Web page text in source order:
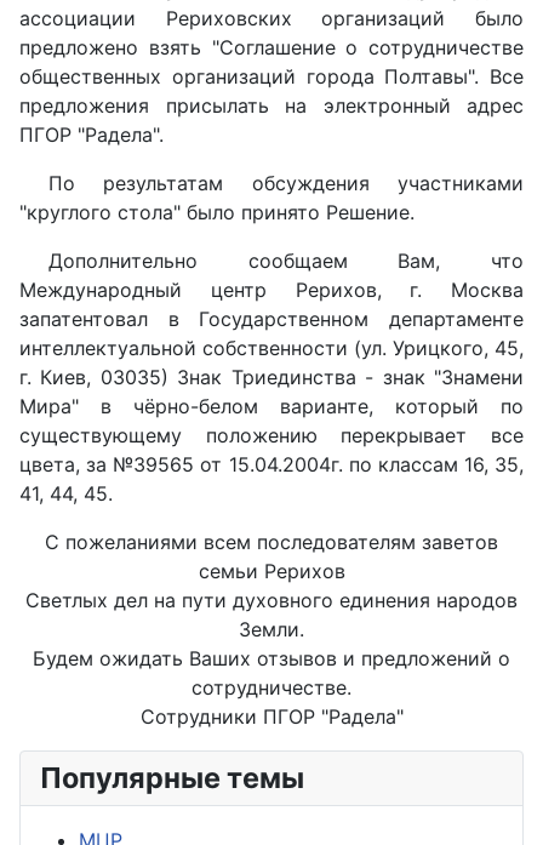
ассоциации Рериховских организаций было
предложено взять "Соглашение о сотрудничестве
общественных организаций города Полтавы". Все
предложения присылать на электронный адрес
ПГОР "Радела".
По результатам обсуждения участниками
"круглого стола" было принято Решение.
Дополнительно сообщаем Вам, что
Международный центр Рерихов, г. Москва
запатентовал в Государственном департаменте
интеллектуальной собственности (ул. Урицкого, 45,
г. Киев, 03035) Знак Триединства - знак "Знамени
Мира" в чёрно-белом варианте, который по
существующему положению перекрывает все
цвета, за №39565 от 15.04.2004г. по классам 16, 35,
41, 44, 45.
С пожеланиями всем последователям заветов
семьи Рерихов
Светлых дел на пути духовного единения народов
Земли.
Будем ожидать Ваших отзывов и предложений о
сотрудничестве.
Сотрудники ПГОР "Радела"
Популярные темы
МЦР